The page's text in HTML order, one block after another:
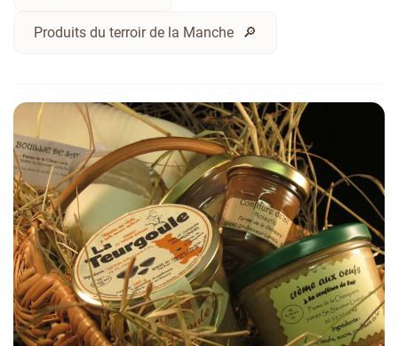
Produits du terroir de la Manche